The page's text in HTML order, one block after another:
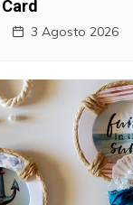
3 Agosto 2026